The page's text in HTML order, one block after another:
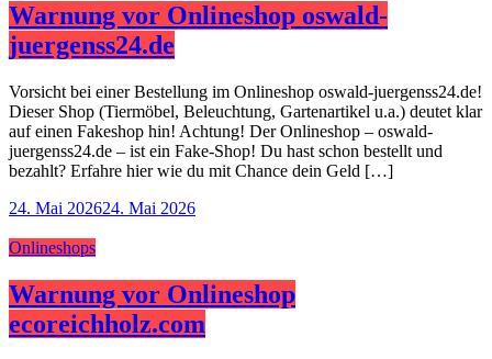
Warnung vor Onlineshop oswald-
juergenss24.de
Vorsicht bei einer Bestellung im Onlineshop oswald-juergenss24.de!
Dieser Shop (Tiermöbel, Beleuchtung, Gartenartikel u.a.) deutet klar
auf einen Fakeshop hin! Achtung! Der Onlineshop – oswald-
juergenss24.de – ist ein Fake-Shop! Du hast schon bestellt und
bezahlt? Erfahre hier wie du mit Chance dein Geld […]
24. Mai 202624. Mai 2026
Onlineshops
Warnung vor Onlineshop
ecoreichholz.com